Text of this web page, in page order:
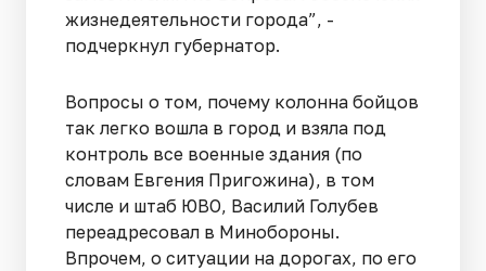
жизнедеятельности города”, -
подчеркнул губернатор.
Вопросы о том, почему колонна бойцов
так легко вошла в город и взяла под
контроль все военные здания (по
словам Евгения Пригожина), в том
числе и штаб ЮВО, Василий Голубев
переадресовал в Минобороны.
Впрочем, о ситуации на дорогах, по его